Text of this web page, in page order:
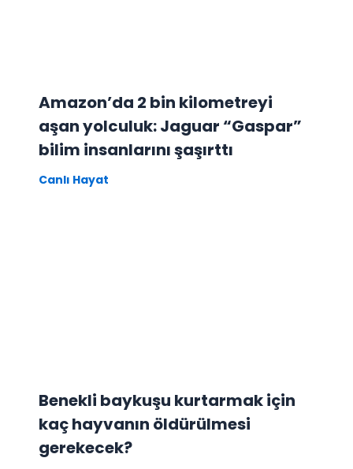
Amazon’da 2 bin kilometreyi
aşan yolculuk: Jaguar “Gaspar”
bilim insanlarını şaşırttı
Canlı Hayat
Benekli baykuşu kurtarmak için
kaç hayvanın öldürülmesi
gerekecek?